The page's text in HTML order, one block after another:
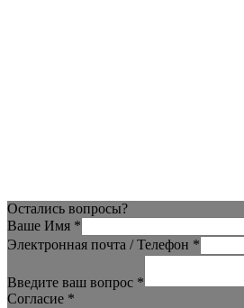
Остались вопросы?
Ваше Имя *
Электронная почта / Телефон *
Введите ваш вопрос *
Согласие *